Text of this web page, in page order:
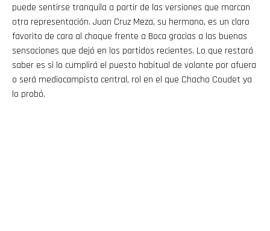
puede sentirse tranquila a partir de las versiones que marcan
otra representación. Juan Cruz Meza, su hermano, es un claro
favorito de cara al choque frente a Boca gracias a las buenas
sensaciones que dejó en los partidos recientes. Lo que restará
saber es si lo cumplirá el puesto habitual de volante por afuera
o será mediocampista central, rol en el que Chacho Coudet ya
lo probó.